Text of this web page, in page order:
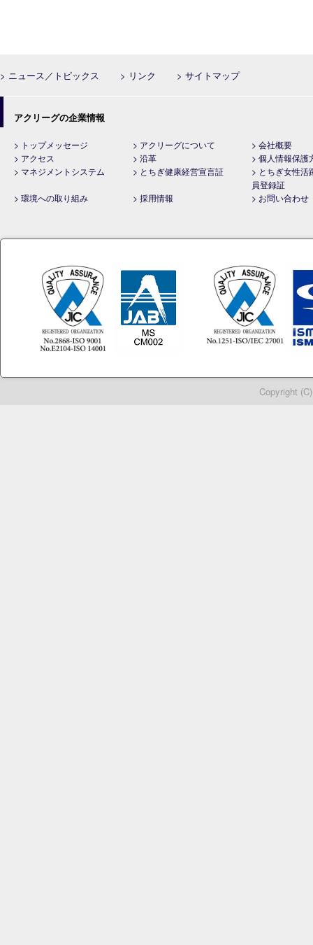
> ニュース／トピックス > リンク > サイトマップ
アクリーグの企業情報
> トップメッセージ > アクリーグについて
> 会社概要
> アクセス
> 沿革
> 個人情報保護
> マネジメントシステム
> とちぎ健康経営宣言証
> とちぎ女性活
員登録証
> 環境への取り組み
> 採用情報 > お問い合わせ
Copyright